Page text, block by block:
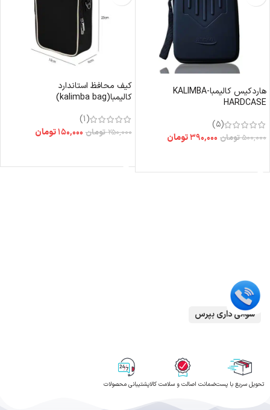
کیف محافظ استاندارد
کالیمبا(kalimba bag)
(1)
۲۵۰,۰۰۰ تومان ۱۵۰,۰۰۰تومان
هاردکیس کالیمبا-KALIMBA
HARDCASE
(5)
۵۰۰,۰۰۰ تومان ۳۹۰,۰۰۰تومان
سوالی داری بپرس
تحویل سریع با پستضمانت اصالت و سلامت کالاپشتیبانی محصولات